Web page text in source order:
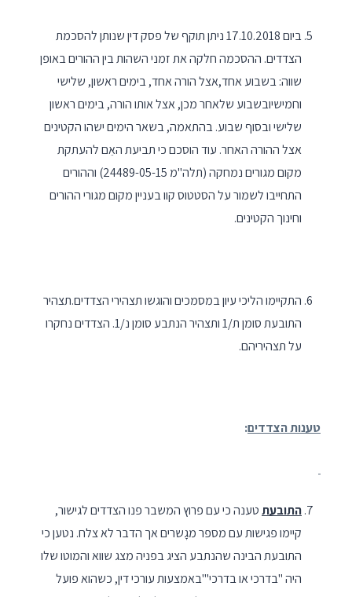
ביום 17.10.2018 ניתן תוקף של פסק דין שנותן להסכמת
הצדדים. ההסכמה חלקה את זמני השהות בין ההורים באופן
שווה: בשבוע אחד,אצל הורה אחד, בימים ראשון, שלישי
וחמישיובשבוע שלאחר מכן, אצל אותו הורה, בימים ראשון
שלישי ובסוף שבוע. בהתאמה, בשאר הימים ישהו הקטינים
אצל ההורה האחר. עוד הוסכם כי תביעת האֵם להעתקת
מקום מגורים נמחקה (תלה"מ 24489-05-15) וההורים
התחייבו לשמור על הסטטוס קוו בעניין מקום מגורי ההורים
וחינוך הקטינים.
התקיימו הליכי עיון במסמכים והוגשו תצהירי הצדדים.תצהיר
התובעת סומן ת/1 ותצהיר הנתבע סומן נ/1. הצדדים נחקרו
על תצהיריהם.
טענות הצדדים:
התובעתטענה כי עם פרוץ המשבר פנו הצדדים לגישור,
קיימו פגישות עם מספר מגָשרים אך הדבר לא צלח. נטען כי
התובעת הבינה שהנתבע הציג בפניה מצג שווא והמוטו שלו
היה "בדרכי או בדרכי'"באמצעות עורכי דין, כשהוא פועל